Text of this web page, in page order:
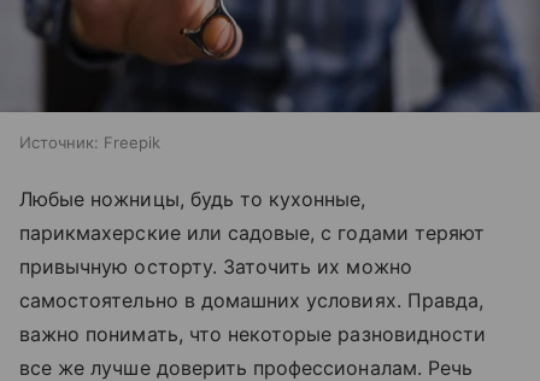
Источник: Freepik
Любые ножницы, будь то кухонные,
парикмахерские или садовые, с годами теряют
привычную осторту. Заточить их можно
самостоятельно в домашних условиях. Правда,
важно понимать, что некоторые разновидности
все же лучше доверить профессионалам. Речь